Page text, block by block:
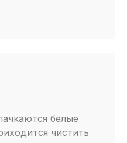
белые
чистить